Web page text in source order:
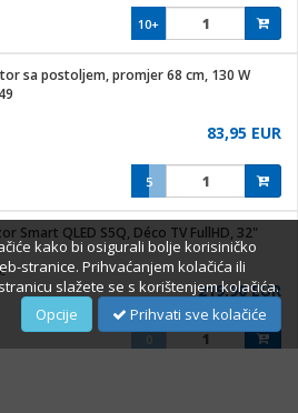
10+
sa postoljem, promjer 68 cm, 130 W
83,95 EUR
5
Smart QLED S5Q, Déco TV FullHD, 32"
219,90 EUR
0
kako bi osigurali bolje korisiničko
stranice. Prihvaćanjem kolačića ili
slažete se s korištenjem kolačića.
Prihvati sve kolačiće
Opcije